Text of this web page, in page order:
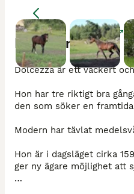
Beskrivning
Dolcezza är ett vackert
Hon har tre riktigt bra
den som söker en
Modern har tävlat
Hon är i dagsläget cirka
ger ny ägare möjlighet att